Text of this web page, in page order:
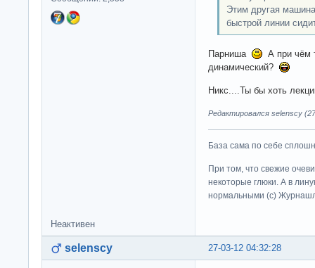
Этим другая
быстрой линии
Парниша
А при чём
динамический?
Никс....Ты бы хоть
Редактировался selenscy
База сама по себе
При том, что свежие
некоторые глюки. А в
нормальными (c)
Неактивен
27-03-12 04:32:28
selenscy